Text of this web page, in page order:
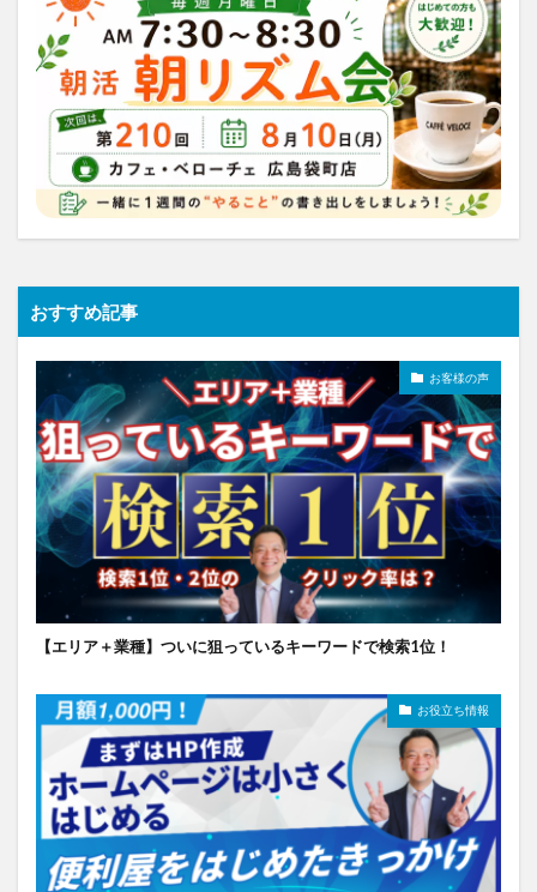
おすすめ記事
お客様の声
【エリア＋業種】ついに狙っているキーワードで検索1位！
お役立ち情報